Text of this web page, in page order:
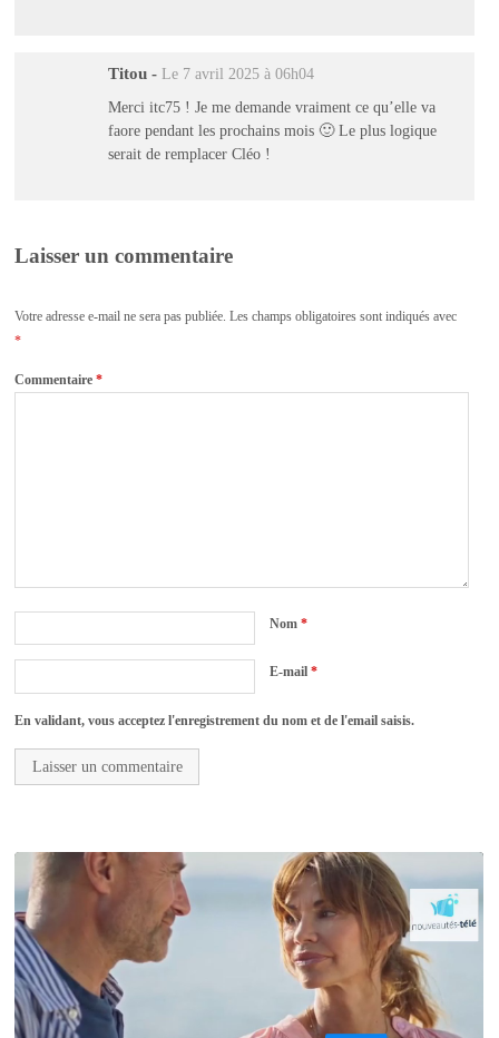
Titou - Le 7 avril 2025 à 06h04
Merci itc75 ! Je me demande vraiment ce qu’elle va
faore pendant les prochains mois 🙂 Le plus logique
serait de remplacer Cléo !
Laisser un commentaire
Votre adresse e-mail ne sera pas publiée. Les champs obligatoires sont indiqués avec
*
Commentaire*
Nom*
E-mail*
En validant, vous acceptez l'enregistrement du nom et de l'email saisis.